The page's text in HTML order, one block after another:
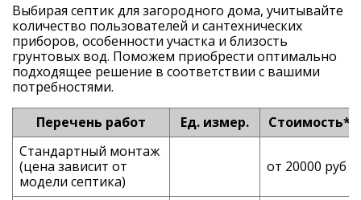
Выбирая септик для загородного дома, учитывайте
количество пользователей и сантехнических
приборов, особенности участка и близость
грунтовых вод. Поможем приобрести оптимально
подходящее решение в соответствии с вашими
потребностями.
Перечень работ
Ед. измер.
Стоимость*
Стандартный монтаж
(цена зависит от
модели септика)
от 20000 руб